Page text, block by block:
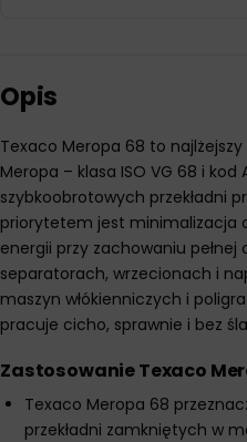
Opis
Texaco Meropa 68 to najlżejszy
Meropa – klasa ISO VG 68 i kod
szybkoobrotowych przekładni
priorytetem jest minimalizacja
energii przy zachowaniu
separatorach, wrzecionach i
maszyn włókienniczych i
pracuje cicho, sprawnie i bez
Zastosowanie Texaco
Texaco Meropa 68
przekładni zamkniętych w